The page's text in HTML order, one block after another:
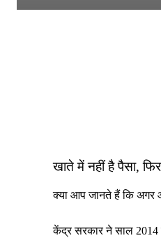
खाते में नहीं है पैसा,
क्या आप जानते हैं कि अगर
केंद्र सरकार ने साल 2014